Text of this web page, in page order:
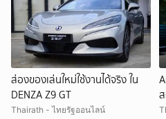
ส่องของเล่นใหม่ใช้งานได้จริง ใน
DENZA Z9 GT
Thairath - ไทยรัฐออนไลน์